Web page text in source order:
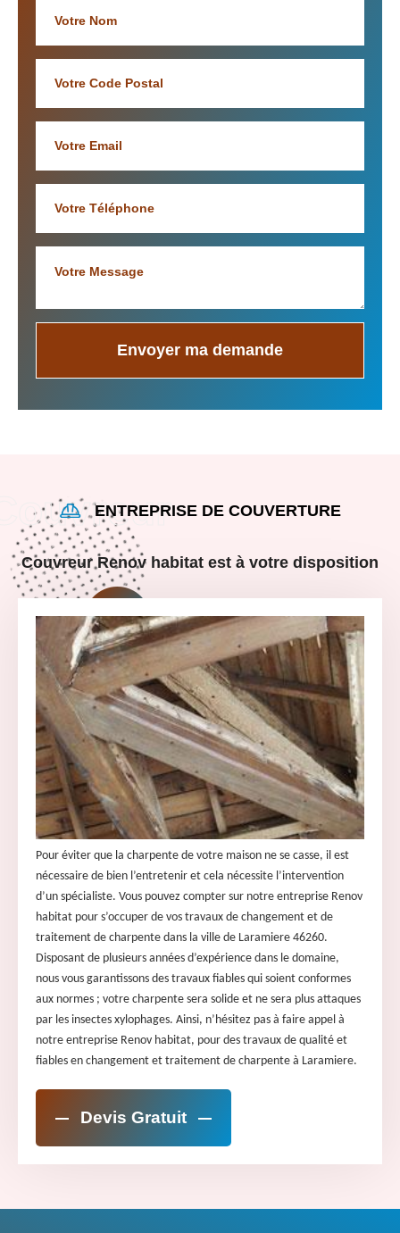
ENTREPRISE DE COUVERTURE
Couvreur Renov habitat est à votre disposition
Pour éviter que la charpente de votre maison ne se casse, il est
nécessaire de bien l’entretenir et cela nécessite l’intervention
d’un spécialiste. Vous pouvez compter sur notre entreprise Renov
habitat pour s’occuper de vos travaux de changement et de
traitement de charpente dans la ville de Laramiere 46260.
Disposant de plusieurs années d’expérience dans le domaine,
nous vous garantissons des travaux fiables qui soient conformes
aux normes ; votre charpente sera solide et ne sera plus attaques
par les insectes xylophages. Ainsi, n’hésitez pas à faire appel à
notre entreprise Renov habitat, pour des travaux de qualité et
fiables en changement et traitement de charpente à Laramiere.
Devis Gratuit